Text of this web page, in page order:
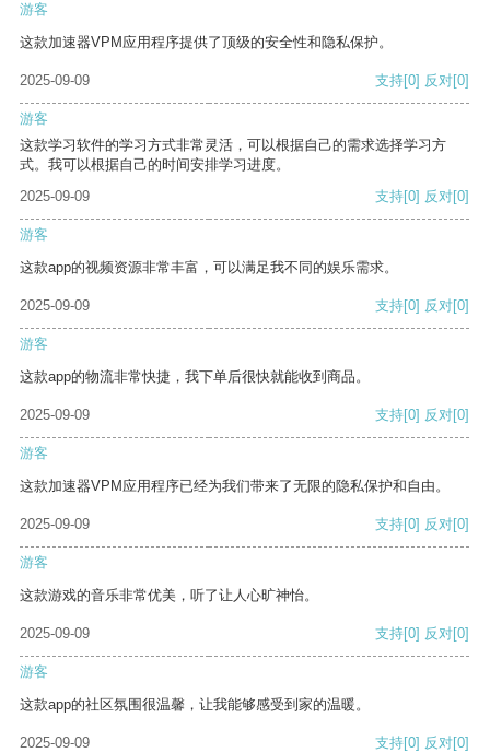
游客
这款加速器VPM应用程序提供了顶级的安全性和隐私保护。
2025-09-09 支持[0] 反对[0]
游客
这款学习软件的学习方式非常灵活，可以根据自己的需求选择学习方
式。我可以根据自己的时间安排学习进度。
2025-09-09
支持[0] 反对[0]
游客
这款app的视频资源非常丰富，可以满足我不同的娱乐需求。
2025-09-09 支持[0] 反对[0]
游客
这款app的物流非常快捷，我下单后很快就能收到商品。
2025-09-09 支持[0] 反对[0]
游客
这款加速器VPM应用程序已经为我们带来了无限的隐私保护和自由。
2025-09-09 支持[0] 反对[0]
游客
这款游戏的音乐非常优美，听了让人心旷神怡。
2025-09-09 支持[0] 反对[0]
游客
这款app的社区氛围很温馨，让我能够感受到家的温暖。
2025-09-09 支持[0] 反对[0]